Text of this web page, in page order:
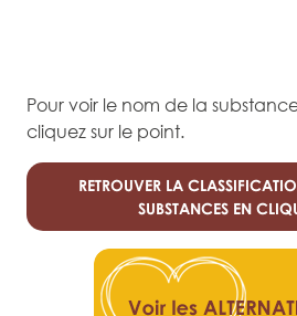
Pour voir le nom de la
cliquez sur le point.
RETROUVER LA
SUBSTANCES EN